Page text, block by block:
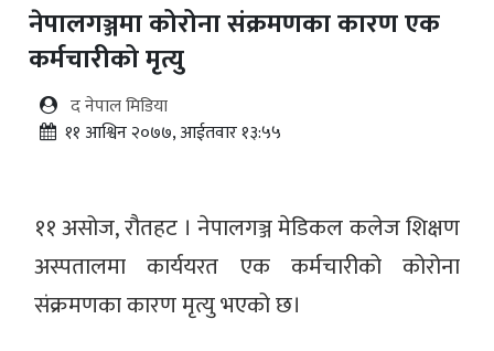
नेपालगञ्जमा कोरोना संक्रमणका कारण एक
कर्मचारीको मृत्यु
द नेपाल मिडिया
११ आश्विन २०७७, आईतवार १३:५५
११ असोज, रौतहट । नेपालगञ्ज मेडिकल कलेज शिक्षण
अस्पतालमा कार्ययरत एक कर्मचारीको कोरोना
संक्रमणका कारण मृत्यु भएको छ।